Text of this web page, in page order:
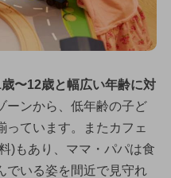
〜12歳と幅広い年齢に対
ーンから、低年齢の子ど
っています。またカフェ
)もあり、ママ・パパは食
でいる姿を間近で見守れ